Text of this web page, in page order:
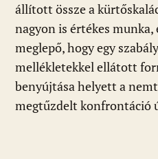
állított össze a
nagyon is értékes
meglepő, hogy egy
mellékletekkel ellátott
benyújtása helyett a
megtűzdelt konfrontáció